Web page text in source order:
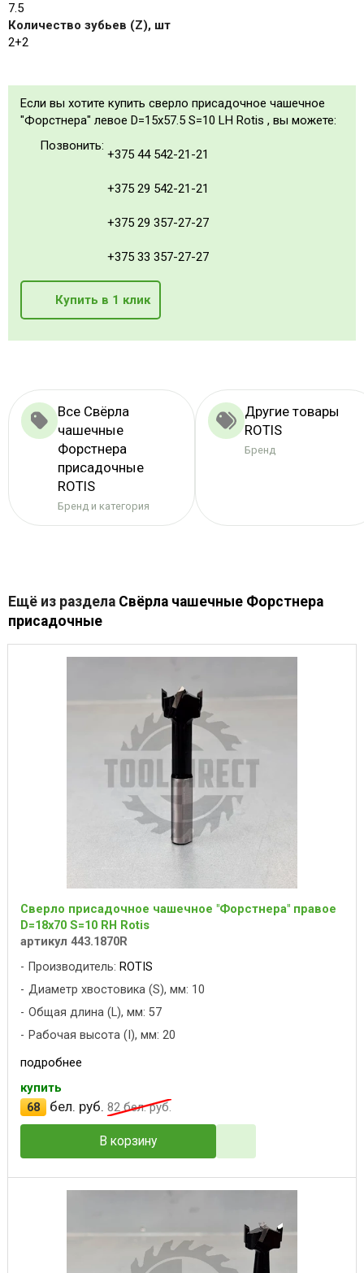
7.5
Количество зубьев (Z), шт
2+2
Если вы хотите купить сверло присадочное чашечное
"Форстнера" левое D=15x57.5 S=10 LH Rotis , вы можете:
Позвонить:
+375 44 542-21-21
+375 29 542-21-21
+375 29 357-27-27
+375 33 357-27-27
Купить в 1 клик
Все Свёрла
чашечные
Форстнера
присадочные
ROTIS
Бренд и категория
Другие товары
ROTIS
Бренд
Ещё из раздела Свёрла чашечные Форстнера
присадочные
Сверло присадочное чашечное "Форстнера" правое
D=18x70 S=10 RH Rotis
артикул 443.1870R
Производитель: ROTIS
Диаметр хвостовика (S), мм: 10
Общая длина (L), мм: 57
Рабочая высота (I), мм: 20
подробнее
купить
68
бел. руб. 82бел. руб.
В корзину